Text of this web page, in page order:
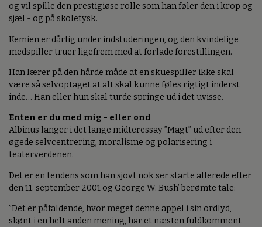
og vil spille den prestigiøse rolle som han føler den i krop og
sjæl - og på skoletysk.
Kemien er dårlig under indstuderingen, og den kvindelige
medspiller truer ligefrem med at forlade forestillingen.
Han lærer på den hårde måde at en skuespiller ikke skal
være så selvoptaget at alt skal kunne føles rigtigt inderst
inde… Han eller hun skal turde springe ud i det uvisse.
Enten er du med mig - eller ond
Albinus langer i det lange midteressay ”Magt” ud efter den
øgede selvcentrering, moralisme og polarisering i
teaterverdenen.
Det er en tendens som han sjovt nok ser starte allerede efter
den 11. september 2001 og George W. Bush’ berømte tale:
”Det er påfaldende, hvor meget denne appel i sin ordlyd,
skønt i en helt anden mening, har et næsten fuldkomment